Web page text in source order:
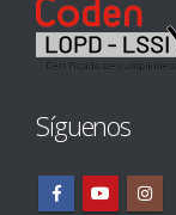
Síguenos